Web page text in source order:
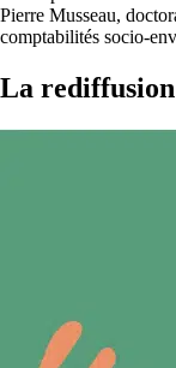
Pierre Musseau,
comptabilités socio-
La rediffusion